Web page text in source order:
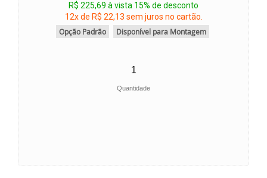
R$ 225,69 à vista 15% de desconto
12x de R$ 22,13 sem juros no cartão.
Opção Padrão
Disponível para Montagem
Quantidade